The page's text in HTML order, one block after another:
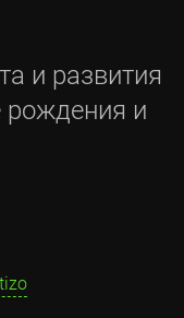
и развития
рождения и